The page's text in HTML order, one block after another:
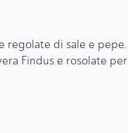
regolate di sale e pepe.
Findus e rosolate per